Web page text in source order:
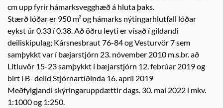
cm upp fyrir hámarksvegghæð á hluta þaks.
Stærð lóðar er 950 m² og hámarks nýtingarhlutfall lóðar
eykst úr 0.33 í 0.38. Að öðru leyti er vísað í gildandi
deiliskipulag; Kársnesbraut 76-84 og Vesturvör 7 sem
samþykkt var í bæjarstjórn 23. nóvember 2010 m.s.br. að
Litluvör 15-23 samþykkt í bæjarstjórn 12. febrúar 2019 og
birt í B- deild Stjórnartíðinda 16. apríl 2019
Meðfylgjandi skýringaruppdættir dags. 30. maí 2022 í mkv.
1:1000 og 1:250.